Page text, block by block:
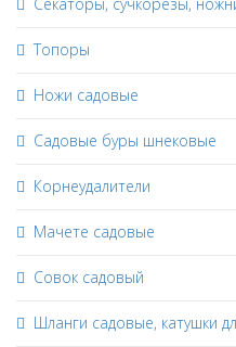
Топоры
Ножи садовые
Садовые буры шнековые
Корнеудалители
Мачете садовые
Совок садовый
Шланги садовые, катушки